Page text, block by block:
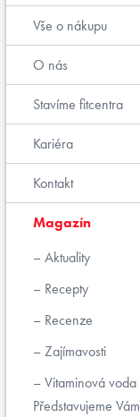
Vše o nákupu
O nás
Stavíme fitcentra
Kariéra
Kontakt
Magazín
Aktuality
Recepty
Recenze
Zajímavosti
Vitaminová
Představujeme